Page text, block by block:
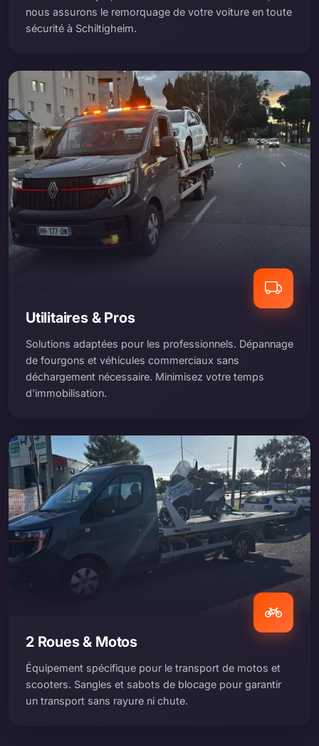
nous assurons le remorquage de votre voiture en toute
sécurité à Schiltigheim.
Utilitaires & Pros
Solutions adaptées pour les professionnels. Dépannage
de fourgons et véhicules commerciaux sans
déchargement nécessaire. Minimisez votre temps
d'immobilisation.
2 Roues & Motos
Équipement spécifique pour le transport de motos et
scooters. Sangles et sabots de blocage pour garantir
un transport sans rayure ni chute.